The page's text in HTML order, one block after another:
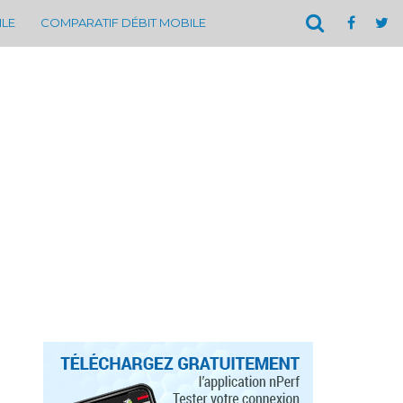
COMPARATIF DÉBIT MOBILE